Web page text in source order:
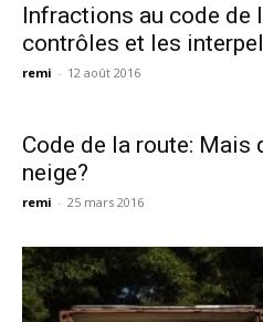
Infractions au code de
contrôles et les
remi - 12 août 2016
Code de la route: Mais
neige?
remi - 25 mars 2016